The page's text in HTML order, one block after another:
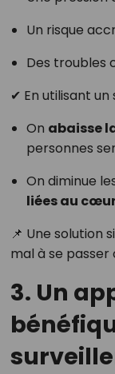
Un risque
Des troubles
✔ En utilisant un
On abaisse
personnes
On diminue
liées au
📌 Une solution
mal à se
3. Un